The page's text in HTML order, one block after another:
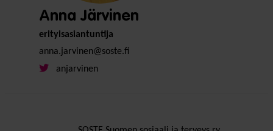
Anna Järvinen
erityisasiantuntija
anna.jarvinen@soste.fi
anjarvinen